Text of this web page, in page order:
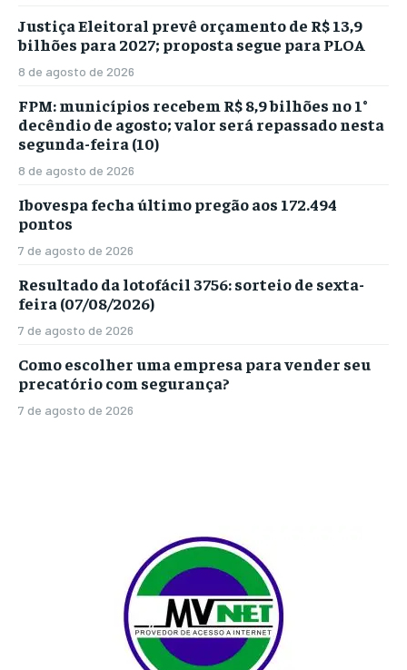
Justiça Eleitoral prevê orçamento de R$ 13,9
bilhões para 2027; proposta segue para PLOA
8 de agosto de 2026
FPM: municípios recebem R$ 8,9 bilhões no 1°
decêndio de agosto; valor será repassado nesta
segunda-feira (10)
8 de agosto de 2026
Ibovespa fecha último pregão aos 172.494
pontos
7 de agosto de 2026
Resultado da lotofácil 3756: sorteio de sexta-
feira (07/08/2026)
7 de agosto de 2026
Como escolher uma empresa para vender seu
precatório com segurança?
7 de agosto de 2026